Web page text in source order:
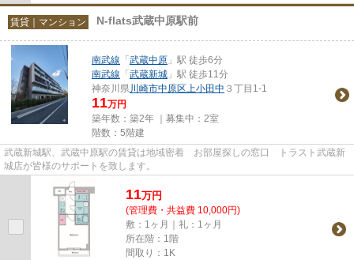
賃貸｜マンション N-flats武蔵中原駅前
南武線 「武蔵中原 」駅 徒歩6分
南武線 「武蔵新城 」駅 徒歩11分
神奈川県川崎市中原区上小田中 ３丁目1-1
11万円
築年数：築2年 ｜募集中： 2室
階数：5階建
武蔵新城駅、武蔵中原駅の賃貸は地域密着 お部屋探しの窓口 トラスト武蔵新
城店が皆様のサポートを致します。
11万円
(管理費・共益費 10,000円)
敷：1ヶ月｜礼：1ヶ月
所在階：1階
間取り：1K